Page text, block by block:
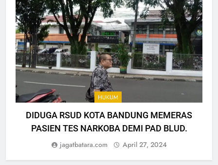
HUKUM
DIDUGA RSUD KOTA BANDUNG MEMERAS
PASIEN TES NARKOBA DEMI PAD BLUD.
jagatbatara.com April 27, 2024